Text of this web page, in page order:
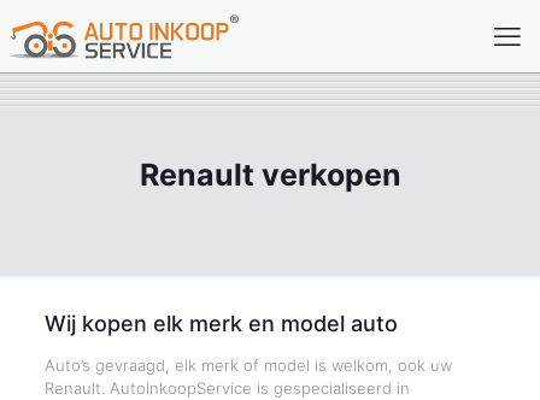
Renault verkopen
Wij kopen elk merk en model auto
Auto’s gevraagd, elk merk of model is welkom, ook uw
Renault. AutoInkoopService is gespecialiseerd in